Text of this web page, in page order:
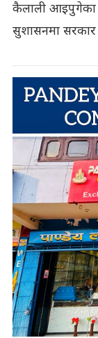
कैलाली आइपुगेका
सुशासनमा